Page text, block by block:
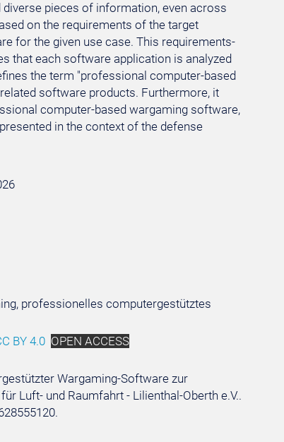
pieces of information, even across
on the requirements of the target
for the given use case. This requirements-
that each software application is analyzed
the term "professional computer-based
software products. Furthermore, it
computer-based wargaming software,
in the context of the defense
professionelles computergestütztes
BY 4.0 OPEN ACCESS
Wargaming-Software zur
Luft- und Raumfahrt - Lilienthal-Oberth e.V..